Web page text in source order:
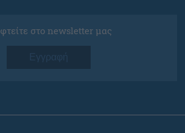
στο newsletter μας
Εγγραφή